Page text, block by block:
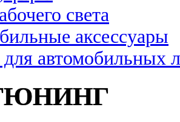
света
аксессуары
автомобильных